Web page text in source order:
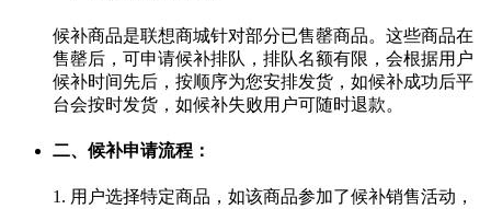
候补商品是联想商城针对部分已售罄商品。这些商品在
售罄后，可申请候补排队，排队名额有限，会根据用户
候补时间先后，按顺序为您安排发货，如候补成功后平
台会按时发货，如候补失败用户可随时退款。
二、候补申请流程：
1. 用户选择特定商品，如该商品参加了候补销售活动，